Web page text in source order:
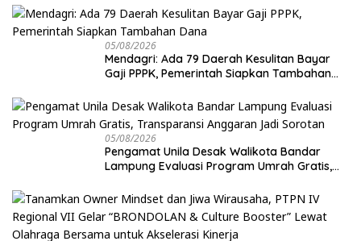
05/08/2026
Mendagri: Ada 79 Daerah Kesulitan Bayar
Gaji PPPK, Pemerintah Siapkan Tambahan
05/08/2026
Pengamat Unila Desak Walikota Bandar
Lampung Evaluasi Program Umrah Gratis,